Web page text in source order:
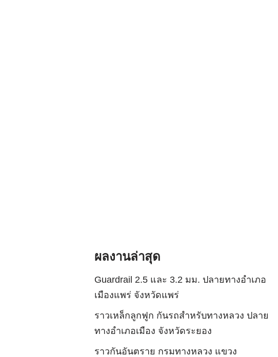
ผลงานล่าสุด
Guardrail 2.5 และ 3.2 มม. ปลายทางอำเภอ
เมืองแพร่ จังหวัดแพร่
ราวเหล็กลูกฟูก กันรถสําหรับทางหลวง ปลาย
ทางอำเภอเมือง จังหวัดระยอง
ราวกันอันตราย กรมทางหลวง แขวง